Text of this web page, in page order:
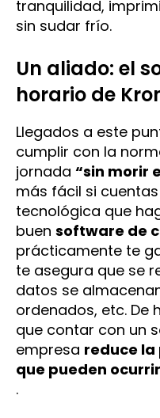
tranquilidad,
sin sudar frío.
Un aliado: el
horario de
Llegados a este
cumplir con la
jornada “sin morir
más fácil si
tecnológica que
buen software de
prácticamente te
te asegura que se
datos se
ordenados, etc. De
que contar con un
empresa reduce
que pueden
.